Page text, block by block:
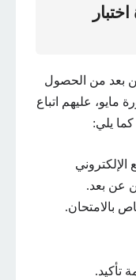
بعد من الحصول
المستوى للعام 2024 لدورة مايو، عليهم اتباع
يلي:
عن بعد.
بالامتحان.
تأكيد.